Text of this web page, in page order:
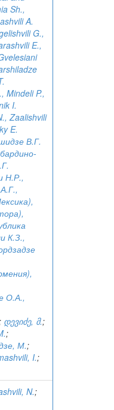
Sh.,
A.
G.,
E.,
Mindeli P.,
I.
Zaalishvili
E.
В.Г.
Н.Р.,
К.З.,
О.А.,
დევიძე, მ.;
;
М.;
I.;
N.;